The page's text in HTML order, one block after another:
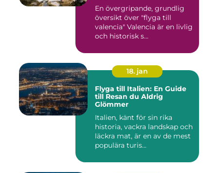
En övergripande, grundlig
översikt över "flyga till
valencia" Valencia är en livlig
och historisk s...
18. jan
Flyga till Italien: En Guide
till Resan du Aldrig
Glömmer
Italien, känt för sin rika
historia, vackra landskap och
läckra mat, är en av de mest
populära turis...